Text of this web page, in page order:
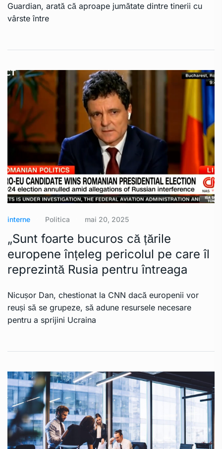
Guardian, arată că aproape jumătate dintre tinerii cu
vârste între
interne Politica mai 20, 2025
„Sunt foarte bucuros că țările
europene înțeleg pericolul pe care îl
reprezintă Rusia pentru întreaga
Nicușor Dan, chestionat la CNN dacă europenii vor
reuși să se grupeze, să adune resursele necesare
pentru a sprijini Ucraina